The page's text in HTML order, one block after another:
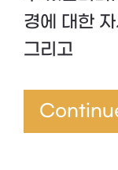
경에 대한
그리고